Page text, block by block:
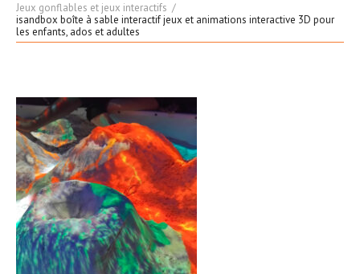
Jeux gonflables et jeux interactifs
isandbox boîte à sable interactif jeux et animations interactive 3D pour
les enfants, ados et adultes